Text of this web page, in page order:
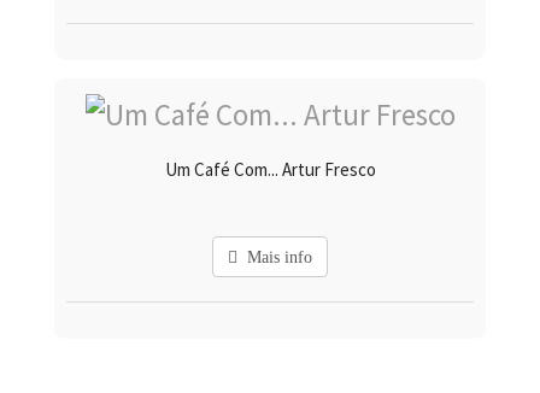
Um Café Com... Artur Fresco
Mais info